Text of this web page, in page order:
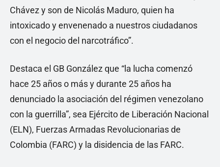
Chávez y son de Nicolás Maduro, quien ha
intoxicado y envenenado a nuestros ciudadanos
con el negocio del narcotráfico”.
Destaca el GB González que “la lucha comenzó
hace 25 años o más y durante 25 años ha
denunciado la asociación del régimen venezolano
con la guerrilla”, sea Ejército de Liberación Nacional
(ELN), Fuerzas Armadas Revolucionarias de
Colombia (FARC) y la disidencia de las FARC.